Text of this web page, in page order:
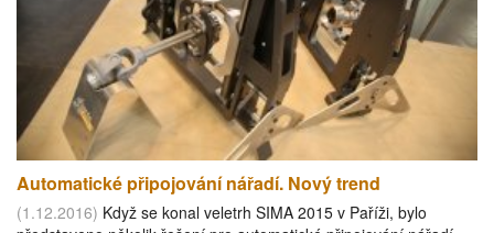
Automatické připojování nářadí. Nový trend
(1.12.2016) Když se konal veletrh SIMA 2015 v Paříži, bylo